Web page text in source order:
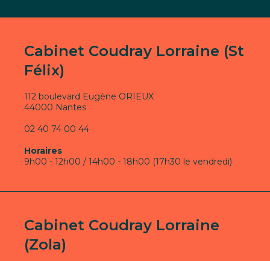
Cabinet Coudray Lorraine (St
Félix)
112 boulevard Eugène ORIEUX
44000 Nantes
02 40 74 00 44
Horaires
9h00 - 12h00 / 14h00 - 18h00 (17h30 le vendredi)
Cabinet Coudray Lorraine
(Zola)